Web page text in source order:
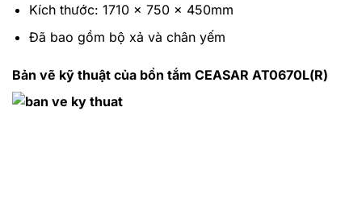
Kích thước: 1710 x 750 x 450mm
Đã bao gồm bộ xả và chân yếm
Bản vẽ kỹ thuật của bồn tắm CEASAR AT0670L(R)